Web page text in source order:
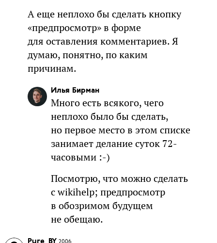
А еще неплохо бы сделать кнопку
«предпросмотр» в форме
для оставления комментариев. Я
думаю, понятно, по каким
причинам.
Илья Бирман
Много есть всякого, чего
неплохо было бы сделать,
но первое место в этом списке
занимает делание суток 72-
часовыми :-)
Посмотрю, что можно сделать
с wikihelp; предпросмотр
в обозримом будущем
не обещаю.